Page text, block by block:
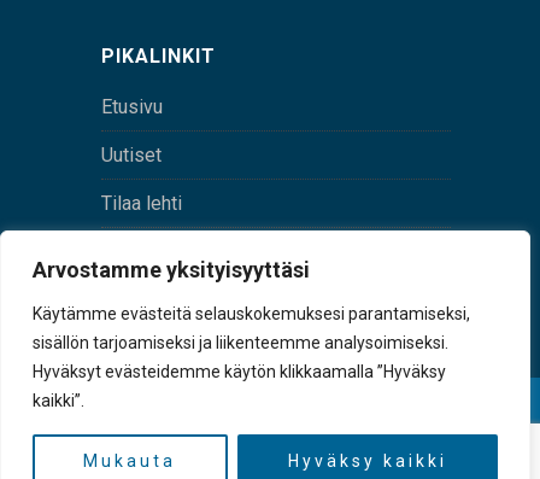
Arvostamme yksityisyyttäsi
Käytämme evästeitä selauskokemuksesi parantamiseksi,
sisällön tarjoamiseksi ja liikenteemme analysoimiseksi.
Hyväksyt evästeidemme käytön klikkaamalla ”Hyväksy
kaikki”.
Mukauta Hyväksy kaikki
PIKALINKIT
Etusivu
Uutiset
Tilaa lehti
tunnus 0167229-8